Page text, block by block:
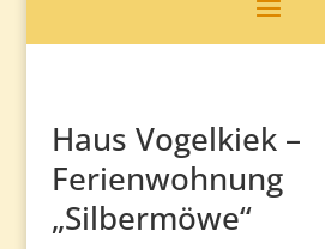
Haus Vogelkiek –
Ferienwohnung
„Silbermöwe“